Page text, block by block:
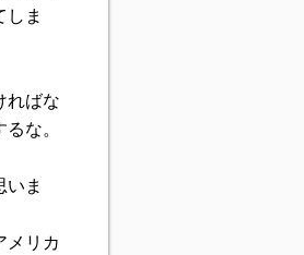
ま
ればな
な。
ま
メリカ